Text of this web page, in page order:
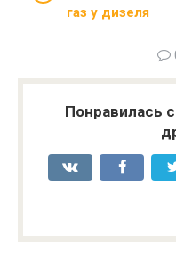
газ у дизеля
Понравилась